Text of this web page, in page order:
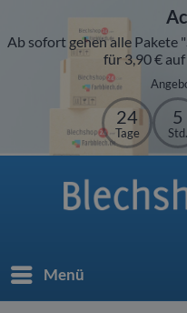
Ab sofort gehen alle Pakete
für 3,90 €
24
Tage
5
Std.
Menü